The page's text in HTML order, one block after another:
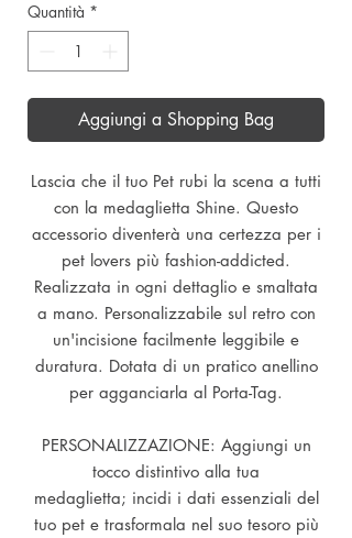
Quantità *
Aggiungi a Shopping Bag
Lascia che il tuo Pet rubi la scena a tutti
con la medaglietta Shine. Questo
accessorio diventerà una certezza per i
pet lovers più fashion-addicted.
Realizzata in ogni dettaglio e smaltata
a mano. Personalizzabile sul retro con
un'incisione facilmente leggibile e
duratura. Dotata di un pratico anellino
per agganciarla al Porta-Tag.
PERSONALIZZAZIONE: Aggiungi un
tocco distintivo alla tua
medaglietta; incidi i dati essenziali del
tuo pet e trasformala nel suo tesoro più